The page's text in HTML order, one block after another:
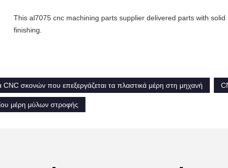
This al7075 cnc machining parts supplier delivered parts with
finishing.
σκονών που επεξεργάζεται τα πλαστικά μέρη στη μηχανή
μέρη μύλων στροφής